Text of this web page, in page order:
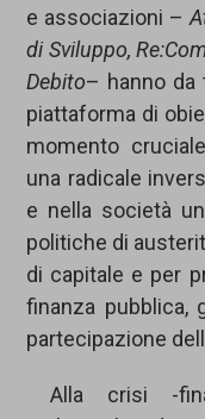
e associazioni –
di Sviluppo,
Debito– hanno da
piattaforma di
momento
una radicale
e nella società
politiche di
di capitale e per
finanza pubblica,
partecipazione
Alla crisi -